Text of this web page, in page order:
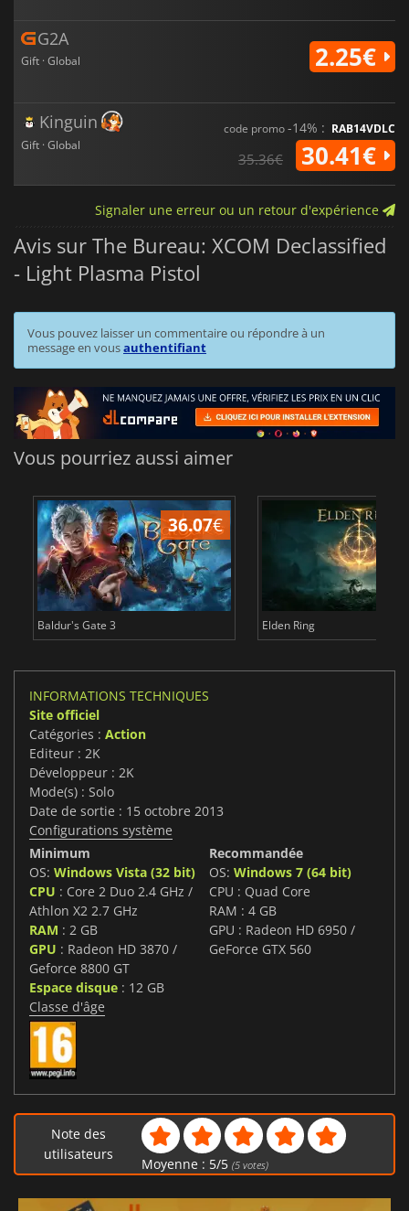
G2A
Gift · Global 2.25€
Kinguin
Gift · Global
code promo-14% : RAB14VDLC
35.36€ 30.41€
Signaler une erreur ou un retour d'expérience
Avis sur The Bureau: XCOM Declassified
- Light Plasma Pistol
Vous pouvez laisser un commentaire ou répondre à un
message en vousauthentifiant
Vous pourriez aussi aimer
36.07€
Baldur's Gate 3 Elden Ring
INFORMATIONS TECHNIQUES
Site officiel
Catégories : Action
Editeur : 2K
Développeur : 2K
Mode(s) : Solo
Date de sortie : 15 octobre 2013
Configurations système
Minimum
OS: Windows Vista (32 bit)
CPU : Core 2 Duo 2.4 GHz /
Athlon X2 2.7 GHz
RAM : 2 GB
GPU : Radeon HD 3870 /
Geforce 8800 GT
Espace disque : 12 GB
Recommandée
OS: Windows 7 (64 bit)
CPU : Quad Core
RAM : 4 GB
GPU : Radeon HD 6950 /
GeForce GTX 560
Classe d'âge
Note des
utilisateurs
Moyenne : 5/5 (5votes)